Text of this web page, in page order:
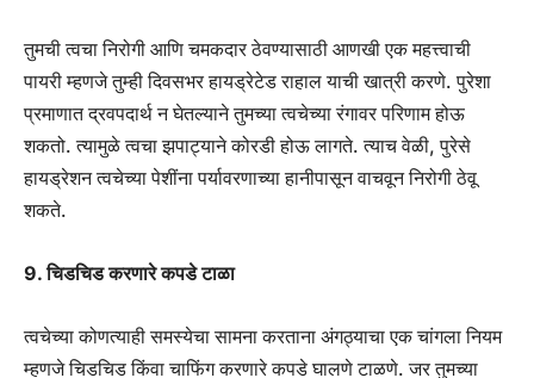
तुमची त्वचा निरोगी आणि चमकदार ठेवण्यासाठी आणखी एक महत्त्वाची
पायरी म्हणजे तुम्ही दिवसभर हायड्रेटेड राहाल याची खात्री करणे. पुरेशा
प्रमाणात द्रवपदार्थ न घेतल्याने तुमच्या त्वचेच्या रंगावर परिणाम होऊ
शकतो. त्यामुळे त्वचा झपाट्याने कोरडी होऊ लागते. त्याच वेळी, पुरेसे
हायड्रेशन त्वचेच्या पेशींना पर्यावरणाच्या हानीपासून वाचवून निरोगी ठेवू
शकते.
9. चिडचिड करणारे कपडे टाळा
त्वचेच्या कोणत्याही समस्येचा सामना करताना अंगठ्याचा एक चांगला नियम
म्हणजे चिडचिड किंवा चाफिंग करणारे कपडे घालणे टाळणे. जर तुमच्या